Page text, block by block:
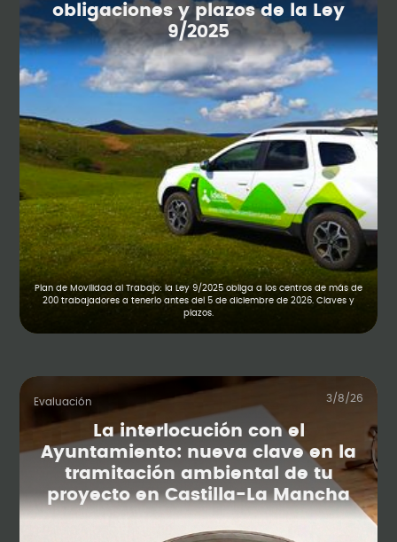
obligaciones y plazos de la Ley
9/2025
Plan de Movilidad al Trabajo: la Ley 9/2025 obliga a los centros de más de
200 trabajadores a tenerlo antes del 5 de diciembre de 2026. Claves y
plazos.
Evaluación 3/8/26
La interlocución con el
Ayuntamiento: nueva clave en la
tramitación ambiental de tu
proyecto en Castilla-La Mancha